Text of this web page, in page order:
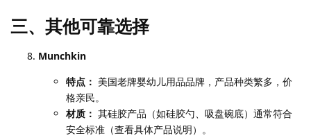
三、其他可靠选择
Munchkin
特点： 美国老牌婴幼儿用品品牌，产品种类繁多，价
格亲民。
材质： 其硅胶产品（如硅胶勺、吸盘碗底）通常符合
安全标准（查看具体产品说明）。